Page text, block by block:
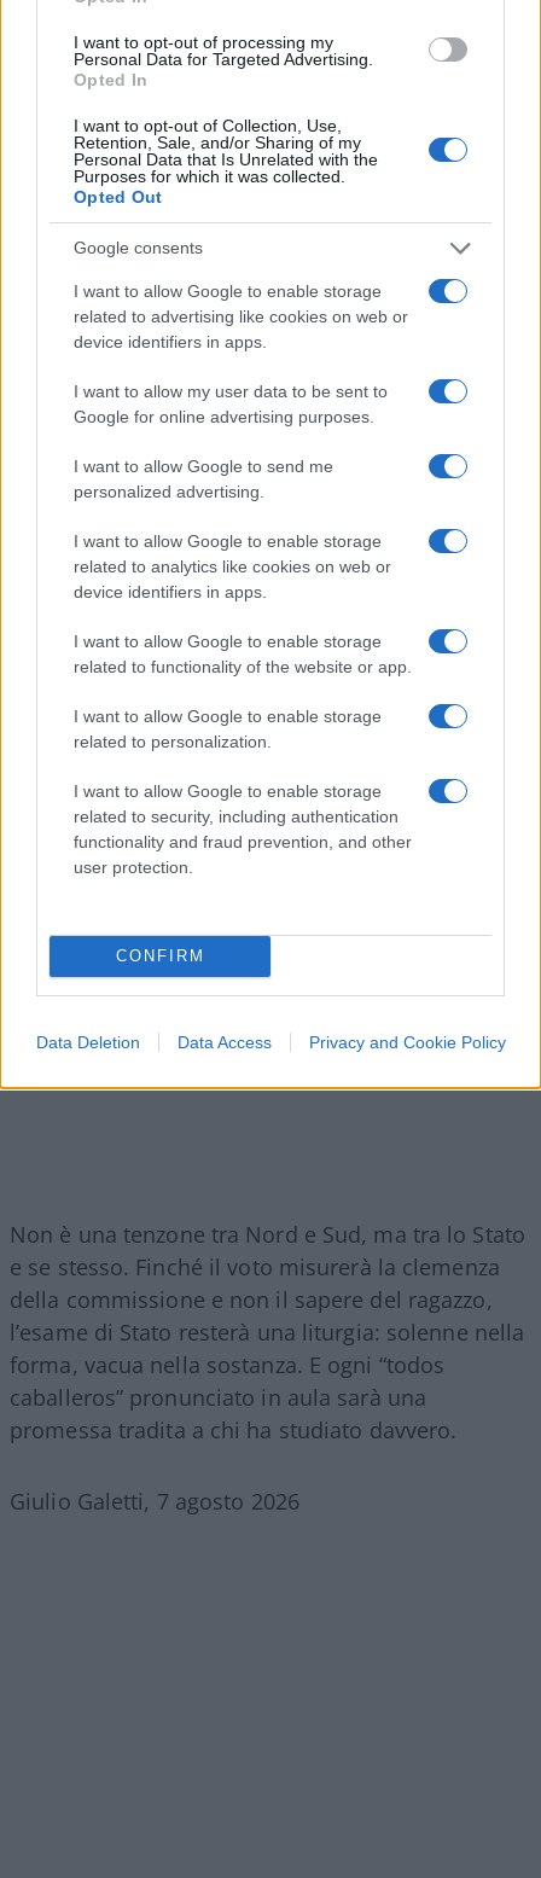
I want to opt-out of processing my
Personal Data for Targeted Advertising.
Opted In
I want to opt-out of Collection, Use,
Retention, Sale, and/or Sharing of my
Personal Data that Is Unrelated with the
Purposes for which it was collected.
Opted Out
Google consents
I want to allow Google to enable storage
related to advertising like cookies on web or
device identifiers in apps.
I want to allow my user data to be sent to
Google for online advertising purposes.
I want to allow Google to send me
personalized advertising.
I want to allow Google to enable storage
related to analytics like cookies on web or
device identifiers in apps.
I want to allow Google to enable storage
related to functionality of the website or app.
I want to allow Google to enable storage
related to personalization.
I want to allow Google to enable storage
related to security, including authentication
functionality and fraud prevention, and other
user protection.
CONFIRM
Data Deletion Data Access Privacy and Cookie Policy
questo traligna in arbitrio, con l’albagia di
scambia l’indulgenza per generosità
pedagogica . Così il diploma cessa di attestare un
lo si è conseguito.
La sperequazione
100 e la lode non sono orpelli estetici ma
dischiudono l’Albo Nazionale delle Eccellenze, gli
studio, la Carta del Merito da 500 euro. Chi è
valutato con severità paga due volte: perde il
riconoscimento e finanzia, con il proprio rigore, la
munificenza altrui.Lo studente scrupoloso del
Nord, fermato a un 98 misurato col bilancino,
resta a mani vuote ; il coetaneo gratificato da
una commissione prodiga incassa bonus e
precedenze. E quei benefici non piovono dal cielo:
attingono a fondi contingentati, per cui il
negato di un altro. La meritocrazia, invocata come
totem, viene capovolta nel suo contrario:
la larghezza del giudicante e non la
competenza del giudicato.
Non è una tenzone tra Nord e Sud, ma tra lo Stato
e se stesso. Finché il voto misurerà la clemenza
della commissione e non il sapere del ragazzo,
l’esame di Stato resterà una liturgia: solenne nella
forma, vacua nella sostanza. E ogni “todos
caballeros” pronunciato in aula sarà una
promessa tradita a chi ha studiato davvero.
Giulio Galetti, 7 agosto 2026